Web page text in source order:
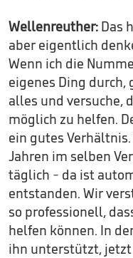
Wellenreuther: Das
aber eigentlich
Wenn ich die
eigenes Ding durch,
alles und versuche,
möglich zu helfen.
ein gutes
Jahren im selben
täglich - da ist
entstanden. Wir
so professionell,
helfen können. In
ihn unterstützt,